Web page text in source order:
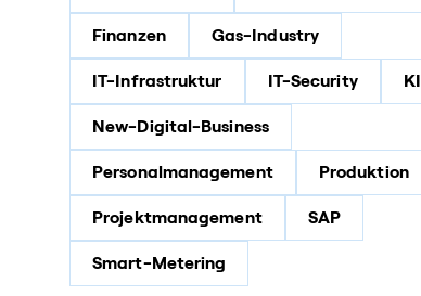
Finanzen Gas-Industry
IT-Infrastruktur IT-Security KI
New-Digital-Business
Personalmanagement Produktion
Projektmanagement SAP
Smart-Metering